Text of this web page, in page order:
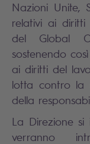
Nazioni Unite,
relativi ai diritti
del Global
sostenendo
ai diritti del
lotta contro la
della
La Direzione
verranno